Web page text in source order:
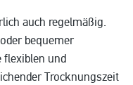
auch regelmäßig.
bequemer
flexiblen und
Trocknungszeit